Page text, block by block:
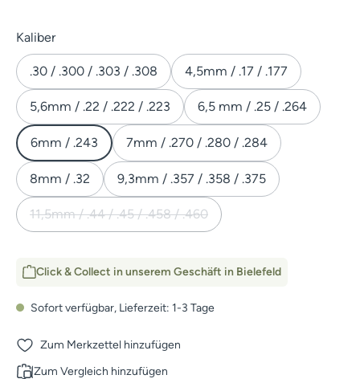
Kaliberauswählen
.30 / .300 / .303 / .308 4,5mm / .17 / .177
5,6mm / .22 / .222 / .223 6,5 mm / .25 / .264
6mm / .243 7mm / .270 / .280 / .284
8mm / .32 9,3mm / .357 / .358 / .375
11,5mm / .44 / .45 / .458 / .460
(Diese Option ist zurzeit nicht verfügbar.)
Click & Collect in unserem Geschäft in Bielefeld
Sofort verfügbar, Lieferzeit: 1-3 Tage
Zum Merkzettel hinzufügen
Zum Vergleich hinzufügen